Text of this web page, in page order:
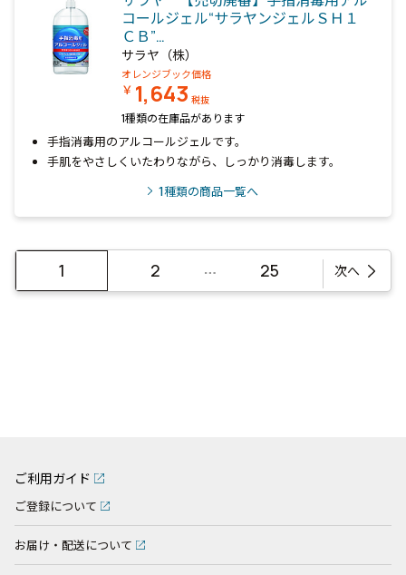
コールジェル“サラヤンジェルＳＨ１
ＣＢ”…
サラヤ（株）
オレンジブック価格
￥ 1,643 税抜
1種類の在庫品があります
手指消毒用のアルコールジェルです。
手肌をやさしくいたわりながら、しっかり消毒します。
1種類の商品一覧へ
1 2 … 25 次へ
ご利用ガイド
ご登録について
お届け・配送について